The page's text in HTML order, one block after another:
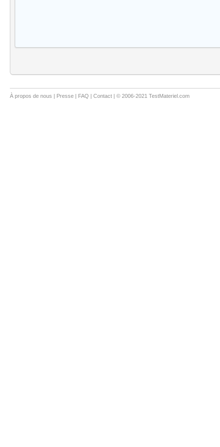
À propos de nous | Presse | FAQ | Contact | © 2006-2021 TestMateriel.com